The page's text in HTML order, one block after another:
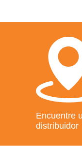
Encuentre
distribuidor